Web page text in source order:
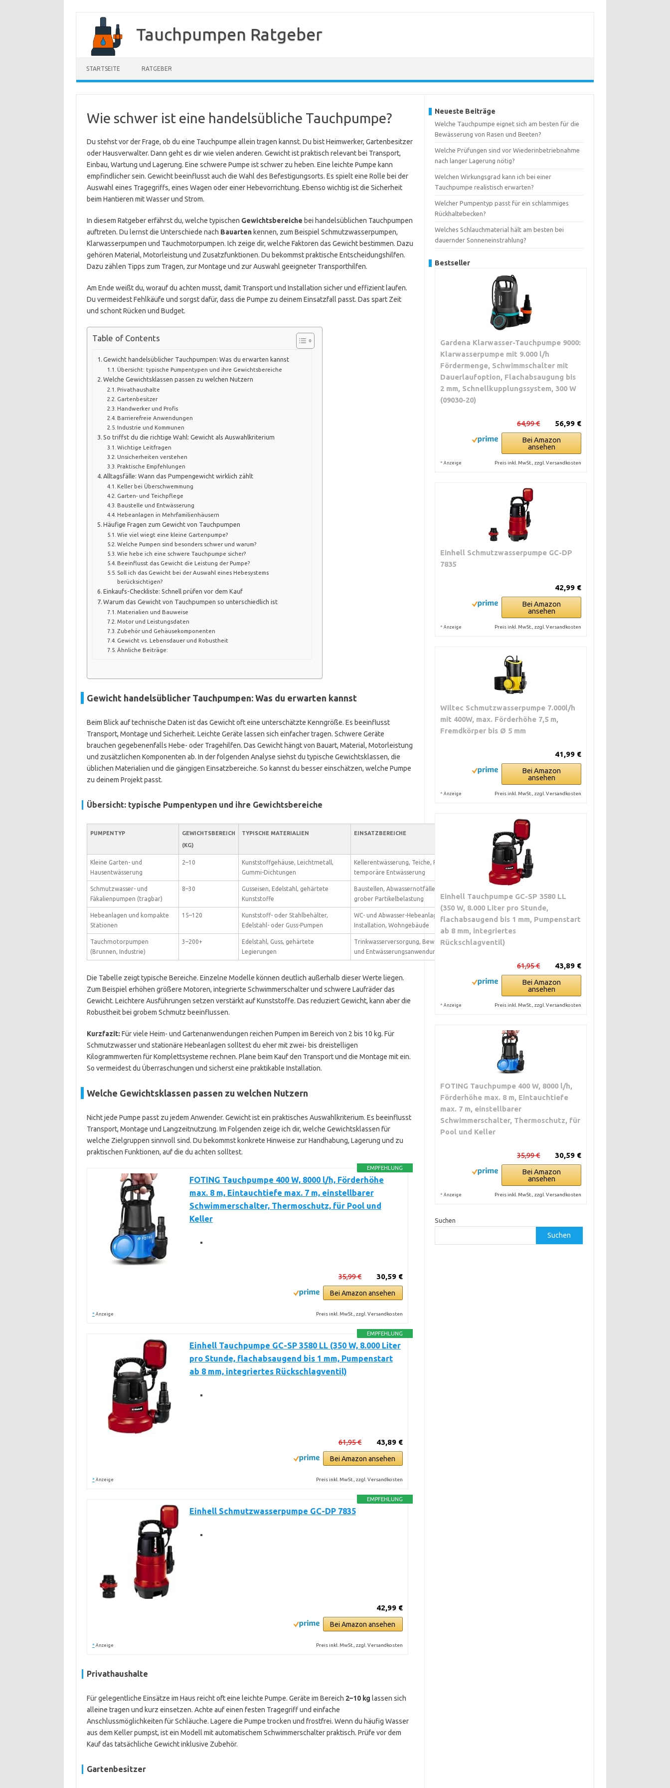
springen
Tauchpumpen Ratgeber
STARTSEITE RATGEBER
Wie schwer ist eine handelsübliche Tauchpumpe?
Du stehst vor der Frage, ob du eine Tauchpumpe allein tragen kannst. Du bist Heimwerker, Gartenbesitzer
oder Hausverwalter. Dann geht es dir wie vielen anderen. Gewicht ist praktisch relevant bei Transport,
Einbau, Wartung und Lagerung. Eine schwere Pumpe ist schwer zu heben. Eine leichte Pumpe kann
empfindlicher sein. Gewicht beeinflusst auch die Wahl des Befestigungsorts. Es spielt eine Rolle bei der
Auswahl eines Tragegriffs, eines Wagen oder einer Hebevorrichtung. Ebenso wichtig ist die Sicherheit
beim Hantieren mit Wasser und Strom.
In diesem Ratgeber erfährst du, welche typischen Gewichtsbereiche bei handelsüblichen Tauchpumpen
auftreten. Du lernst die Unterschiede nach Bauartenkennen, zum Beispiel Schmutzwasserpumpen,
Klarwasserpumpen und Tauchmotorpumpen. Ich zeige dir, welche Faktoren das Gewicht bestimmen. Dazu
gehören Material, Motorleistung und Zusatzfunktionen. Du bekommst praktische Entscheidungshilfen.
Dazu zählen Tipps zum Tragen, zur Montage und zur Auswahl geeigneter Transporthilfen.
Am Ende weißt du, worauf du achten musst, damit Transport und Installation sicher und effizient laufen.
Du vermeidest Fehlkäufe und sorgst dafür, dass die Pumpe zu deinem Einsatzfall passt. Das spart Zeit
und schont Rücken und Budget.
Table of Contents
Gewicht handelsüblicher Tauchpumpen: Was du erwarten kannst
Übersicht: typische Pumpentypen und ihre Gewichtsbereiche
Welche Gewichtsklassen passen zu welchen Nutzern
Privathaushalte
Gartenbesitzer
Handwerker und Profis
Barrierefreie Anwendungen
Industrie und Kommunen
So triffst du die richtige Wahl: Gewicht als Auswahlkriterium
Wichtige Leitfragen
Unsicherheiten verstehen
Praktische Empfehlungen
Alltagsfälle: Wann das Pumpengewicht wirklich zählt
Keller bei Überschwemmung
Garten- und Teichpflege
Baustelle und Entwässerung
Hebeanlagen in Mehrfamilienhäusern
Häufige Fragen zum Gewicht von Tauchpumpen
Wie viel wiegt eine kleine Gartenpumpe?
Welche Pumpen sind besonders schwer und warum?
Wie hebe ich eine schwere Tauchpumpe sicher?
Beeinflusst das Gewicht die Leistung der Pumpe?
Soll ich das Gewicht bei der Auswahl eines Hebesystems
berücksichtigen?
Einkaufs-Checkliste: Schnell prüfen vor dem Kauf
Warum das Gewicht von Tauchpumpen so unterschiedlich ist
Materialien und Bauweise
Motor und Leistungsdaten
Zubehör und Gehäusekomponenten
Gewicht vs. Lebensdauer und Robustheit
Ähnliche Beiträge:
Gewicht handelsüblicher Tauchpumpen: Was du erwarten kannst
Beim Blick auf technische Daten ist das Gewicht oft eine unterschätzte Kenngröße. Es beeinflusst
Transport, Montage und Sicherheit. Leichte Geräte lassen sich einfacher tragen. Schwere Geräte
brauchen gegebenenfalls Hebe- oder Tragehilfen. Das Gewicht hängt von Bauart, Material, Motorleistung
und zusätzlichen Komponenten ab. In der folgenden Analyse siehst du typische Gewichtsklassen, die
üblichen Materialien und die gängigen Einsatzbereiche. So kannst du besser einschätzen, welche Pumpe
zu deinem Projekt passt.
Übersicht: typische Pumpentypen und ihre Gewichtsbereiche
PUMPENTYP
GEWICHTSBEREICH
(KG)
TYPISCHE MATERIALIEN EINSATZBEREICHE
Kleine Garten- und
Hausentwässerung
2–10
Kunststoffgehäuse, Leichtmetall,
Gummi-Dichtungen
Kellerentwässerung, Teiche, Regenfässer,
temporäre Entwässerung
Schmutzwasser- und
Fäkalienpumpen (tragbar)
8–30
Gusseisen, Edelstahl, gehärtete
Kunststoffe
Baustellen, Abwassernotfälle, Pumpstationen mit
grober Partikelbelastung
Hebeanlagen und kompakte
Stationen
15–120
Kunststoff- oder Stahlbehälter,
Edelstahl- oder Guss-Pumpen
WC- und Abwasser-Hebeanlagen, dauerhafte
Installation, Wohngebäude
Tauchmotorpumpen
(Brunnen, Industrie)
3–200+
Edelstahl, Guss, gehärtete
Legierungen
Trinkwasserversorgung, Bewässerung, Industrie-
und Entwässerungsanwendungen
Die Tabelle zeigt typische Bereiche. Einzelne Modelle können deutlich außerhalb dieser Werte liegen.
Zum Beispiel erhöhen größere Motoren, integrierte Schwimmerschalter und schwere Laufräder das
Gewicht. Leichtere Ausführungen setzen verstärkt auf Kunststoffe. Das reduziert Gewicht, kann aber die
Robustheit bei grobem Schmutz beeinflussen.
Kurzfazit: Für viele Heim- und Gartenanwendungen reichen Pumpen im Bereich von 2 bis 10 kg. Für
Schmutzwasser und stationäre Hebeanlagen solltest du eher mit zwei- bis dreistelligen
Kilogrammwerten für Komplettsysteme rechnen. Plane beim Kauf den Transport und die Montage mit ein.
So vermeidest du Überraschungen und sicherst eine praktikable Installation.
Welche Gewichtsklassen passen zu welchen Nutzern
Nicht jede Pumpe passt zu jedem Anwender. Gewicht ist ein praktisches Auswahlkriterium. Es beeinflusst
Transport, Montage und Langzeitnutzung. Im Folgenden zeige ich dir, welche Gewichtsklassen für
welche Zielgruppen sinnvoll sind. Du bekommst konkrete Hinweise zur Handhabung, Lagerung und zu
praktischen Funktionen, auf die du achten solltest.
EMPFEHLUNG
FOTING Tauchpumpe 400 W, 8000 l/h, Förderhöhe
max. 8 m, Eintauchtiefe max. 7 m, einstellbarer
Schwimmerschalter, Thermoschutz, für Pool und
Keller
30,59 €
35,99 €
Bei Amazon ansehen
* Anzeige Preis inkl. MwSt., zzgl. Versandkosten
EMPFEHLUNG
Einhell Tauchpumpe GC-SP 3580 LL (350 W, 8.000 Liter
pro Stunde, flachabsaugend bis 1 mm, Pumpenstart
ab 8 mm, integriertes Rückschlagventil)
43,89 €
61,95 €
Bei Amazon ansehen
* Anzeige Preis inkl. MwSt., zzgl. Versandkosten
EMPFEHLUNG
Einhell Schmutzwasserpumpe GC-DP 7835
42,99 €
Bei Amazon ansehen
* Anzeige Preis inkl. MwSt., zzgl. Versandkosten
Privathaushalte
Für gelegentliche Einsätze im Haus reicht oft eine leichte Pumpe. Geräte im Bereich 2–10 kg lassen sich
alleine tragen und kurz einsetzen. Achte auf einen festen Tragegriff und einfache
Anschlussmöglichkeiten für Schläuche. Lagere die Pumpe trocken und frostfrei. Wenn du häufig Wasser
aus dem Keller pumpst, ist ein Modell mit automatischem Schwimmerschalter praktisch. Prüfe vor dem
Kauf das tatsächliche Gewicht inklusive Zubehör.
Gartenbesitzer
Neueste Beiträge
Welche Tauchpumpe eignet sich am besten für die
Bewässerung von Rasen und Beeten?
Welche Prüfungen sind vor Wiederinbetriebnahme
nach langer Lagerung nötig?
Welchen Wirkungsgrad kann ich bei einer
Tauchpumpe realistisch erwarten?
Welcher Pumpentyp passt für ein schlammiges
Rückhaltebecken?
Welches Schlauchmaterial hält am besten bei
dauernder Sonneneinstrahlung?
Bestseller
Gardena Klarwasser-Tauchpumpe 9000:
Klarwasserpumpe mit 9.000 l/h
Fördermenge, Schwimmschalter mit
Dauerlaufoption, Flachabsaugung bis
2 mm, Schnellkupplungssystem, 300 W
(09030-20)
56,99 €
64,99 €
Bei Amazon
ansehen
* Anzeige Preis inkl. MwSt., zzgl. Versandkosten
Einhell Schmutzwasserpumpe GC-DP
7835
42,99 €
Bei Amazon
ansehen
* Anzeige Preis inkl. MwSt., zzgl. Versandkosten
Wiltec Schmutzwasserpumpe 7.000l/h
mit 400W, max. Förderhöhe 7,5 m,
Fremdkörper bis Ø 5 mm
41,99 €
Bei Amazon
ansehen
* Anzeige Preis inkl. MwSt., zzgl. Versandkosten
Einhell Tauchpumpe GC-SP 3580 LL
(350 W, 8.000 Liter pro Stunde,
flachabsaugend bis 1 mm, Pumpenstart
ab 8 mm, integriertes
Rückschlagventil)
43,89 €
61,95 €
Bei Amazon
ansehen
* Anzeige Preis inkl. MwSt., zzgl. Versandkosten
FOTING Tauchpumpe 400 W, 8000 l/h,
Förderhöhe max. 8 m, Eintauchtiefe
max. 7 m, einstellbarer
Schwimmerschalter, Thermoschutz, für
Pool und Keller
30,59 €
35,99 €
Bei Amazon
ansehen
* Anzeige Preis inkl. MwSt., zzgl. Versandkosten
Suchen
Suchen